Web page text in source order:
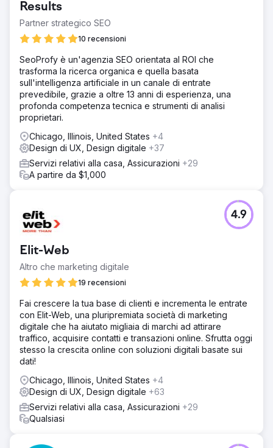
Results
Partner strategico SEO
10 recensioni
SeoProfy è un'agenzia SEO orientata al ROI che
trasforma la ricerca organica e quella basata
sull'intelligenza artificiale in un canale di entrate
prevedibile, grazie a oltre 13 anni di esperienza, una
profonda competenza tecnica e strumenti di analisi
proprietari.
Chicago, Illinois, United States +4
Design di UX, Design digitale +37
Servizi relativi alla casa, Assicurazioni +29
A partire da $1,000
Elit-Web
Altro che marketing digitale
19 recensioni
4.9
Fai crescere la tua base di clienti e incrementa le entrate
con Elit-Web, una pluripremiata società di marketing
digitale che ha aiutato migliaia di marchi ad attirare
traffico, acquisire contatti e transazioni online. Sfrutta oggi
stesso la crescita online con soluzioni digitali basate sui
dati!
Chicago, Illinois, United States +4
Design di UX, Design digitale +63
Servizi relativi alla casa, Assicurazioni +29
Qualsiasi